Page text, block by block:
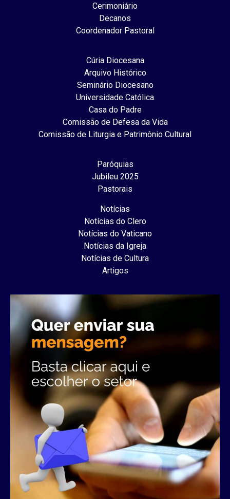
Cerimoniário
Decanos
Coordenador Pastoral
Cúria Diocesana
Arquivo Histórico
Seminário Diocesano
Universidade Católica
Casa do Padre
Comissão de Defesa da Vida
Comissão de Liturgia e Patrimônio Cultural
Paróquias
Jubileu 2025
Pastorais
Notícias
Notícias do Clero
Notícias do Vaticano
Notícias da Igreja
Notícias de Cultura
Artigos